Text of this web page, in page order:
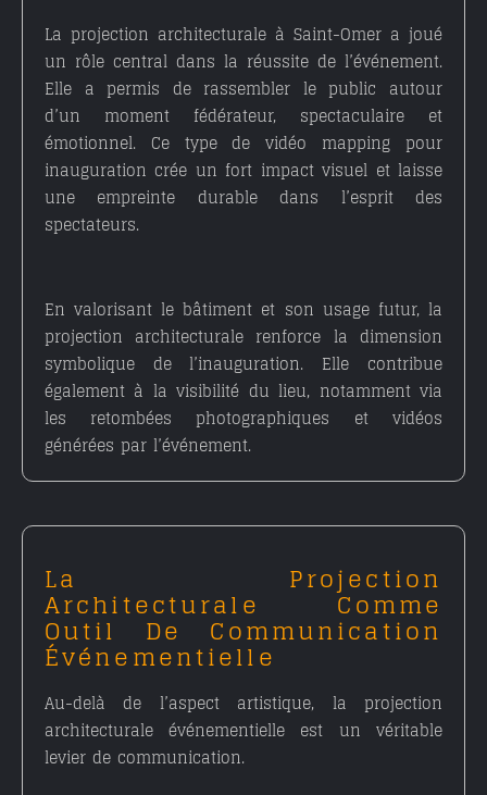
La projection architecturale à Saint-Omer a joué
un rôle central dans la réussite de l’événement.
Elle a permis de rassembler le public autour
d’un moment fédérateur, spectaculaire et
émotionnel. Ce type devidéo mapping pour
inauguration crée un fort impact visuel et laisse
une empreinte durable dans l’esprit des
spectateurs.
En valorisant le bâtiment et son usage futur, la
projection architecturale renforce la dimension
symbolique de l’inauguration. Elle contribue
également à la visibilité du lieu, notamment via
les retombées photographiques et vidéos
générées par l’événement.
La Projection
Architecturale Comme
Outil De Communication
Événementielle
Au-delà de l’aspect artistique, la projection
architecturale événementielle est un véritable
levier de communication.